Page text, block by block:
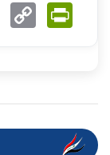
Messenger
Copy
Link